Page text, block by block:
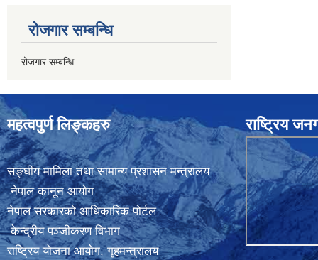
रोजगार सम्बन्धि
रोजगार सम्बन्धि
महत्वपुर्ण लिङ्कहरु
सङ्घीय मामिला तथा सामान्य प्रशासन मन्त्रालय
नेपाल कानून आयोग
नेपाल सरकारको आधिकारिक पोर्टल
केन्द्रीय पञ्जीकरण विभाग
राष्ट्रिय योजना आयोग,गृहमन्त्रालय
राष्ट्रिय